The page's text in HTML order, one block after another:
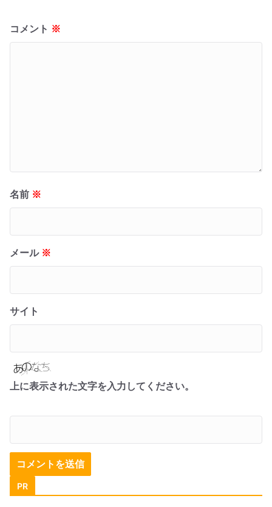
コメント ※
名前 ※
メール ※
サイト
上に表示された文字を入力してください。
PR